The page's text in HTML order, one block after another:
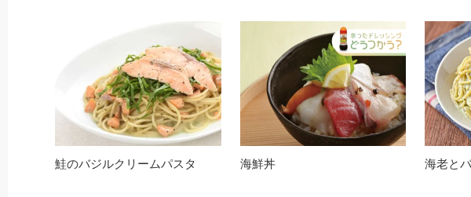
鮭のバジルクリームパスタ 海鮮丼 海老と